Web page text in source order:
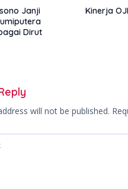
Janji
Dirut
Kinerja
will not be published.